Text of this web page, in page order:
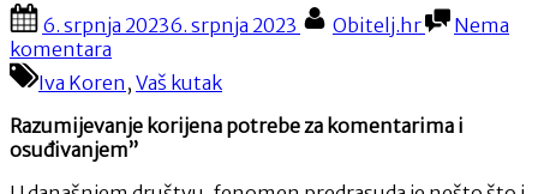
Posted
on
6. srpnja 20236. srpnja 2023 By
Obitelj.hr
Nema
komentara
“Predrasude:
Zašto
ljudi
ciljaju
Iva Koren , Vaš kutak
Razumijevanje korijena potrebe za komentarima i
osuđivanjem”